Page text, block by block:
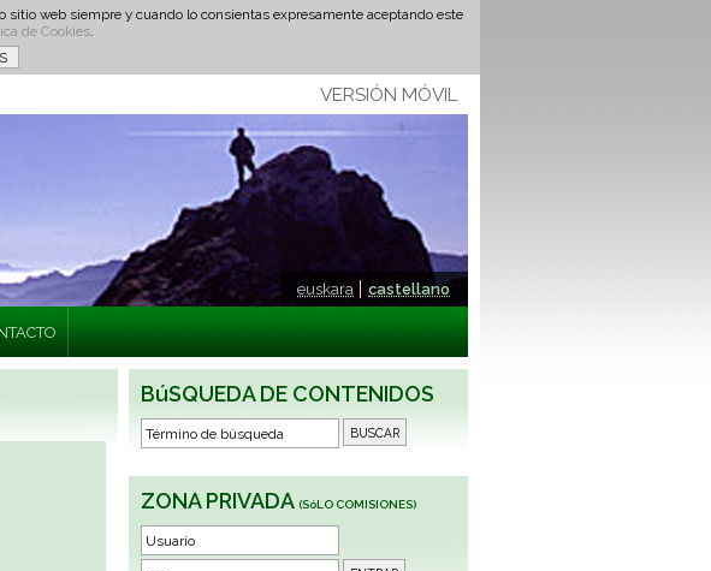
web siempre y cuando lo consientas expresamente aceptando este
de Cookies.
VERSIÓN MÓVIL
euskara castellano
BúSQUEDA DE CONTENIDOS
ZONA PRIVADA (SóLO COMISIONES)